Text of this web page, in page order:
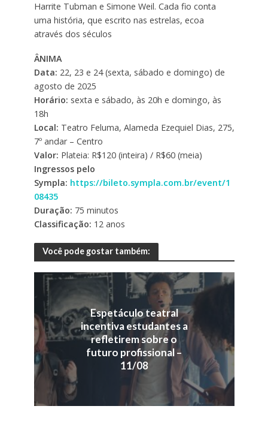
Harrite Tubman e Simone Weil. Cada fio conta
uma história, que escrito nas estrelas, ecoa
através dos séculos
ÂNIMA
Data: 22, 23 e 24 (sexta, sábado e domingo) de
agosto de 2025
Horário: sexta e sábado, às 20h e domingo, às
18h
Local: Teatro Feluma, Alameda Ezequiel Dias, 275,
7º andar – Centro
Valor: Plateia: R$120 (inteira) / R$60 (meia)
Ingressos pelo
Sympla: https://bileto.sympla.com.br/event/1
08435
Duração: 75 minutos
Classificação: 12 anos
Você pode gostar também:
Espetáculo teatral
incentiva estudantes a
refletirem sobre o
futuro profissional –
11/08